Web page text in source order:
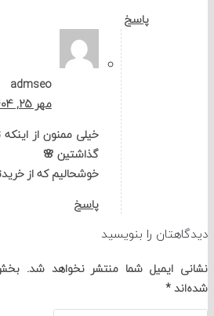
admseo
خیلی ممنون از اینکه
گذاشتین 🌸
خوشحالیم که از خریدتون
پاسخ
را بنویسید
ایمیل شما منتشر نخواهد شد. بخش‌های
*